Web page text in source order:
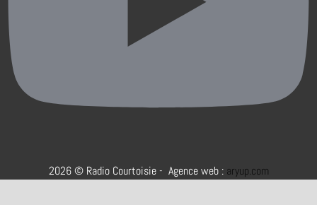
2026 © Radio Courtoisie - Agence web : aryup.com